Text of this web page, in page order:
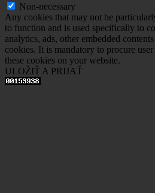
Non-necessary
Any cookies that may not be
to function and is used specifically to
analytics, ads, other embedded
cookies. It is mandatory to procure
these cookies on your website.
ULOŽIŤ A PRIJAŤ